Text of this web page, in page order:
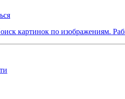
картинок по изображениям.